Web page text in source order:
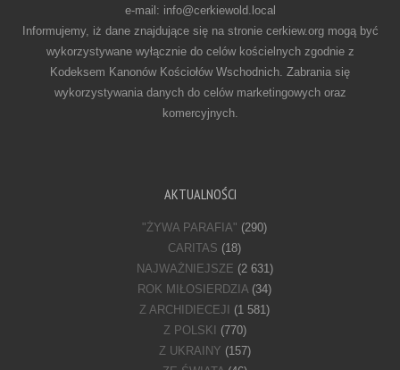
e-mail: info@cerkiewold.local
Informujemy, iż dane znajdujące się na stronie cerkiew.org mogą być
wykorzystywane wyłącznie do celów kościelnych zgodnie z
Kodeksem Kanonów Kościołów Wschodnich. Zabrania się
wykorzystywania danych do celów marketingowych oraz
komercyjnych.
AKTUALNOŚCI
"ŻYWA PARAFIA" (290)
CARITAS (18)
NAJWAŻNIEJSZE (2 631)
ROK MIŁOSIERDZIA (34)
Z ARCHIDIECEJI
(1 581)
Z POLSKI
(770)
Z UKRAINY (157)